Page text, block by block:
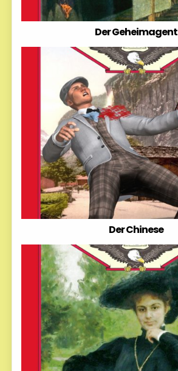
Der Geheimagent
Der Chinese